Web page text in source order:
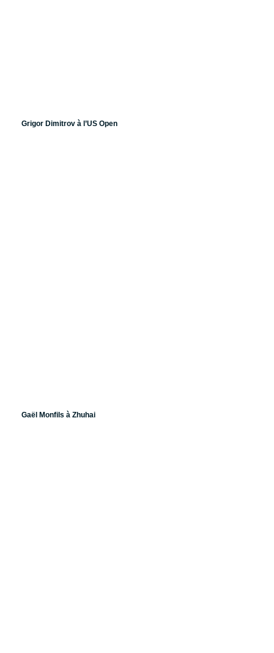
Grigor Dimitrov à l’US Open
Gaël Monfils à Zhuhai